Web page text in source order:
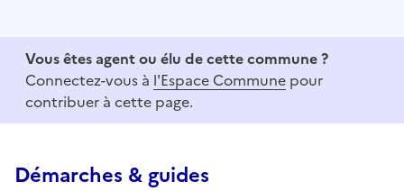
Vous êtes agent ou élu de cette commune ?
Connectez-vous à l'Espace Commune pour
contribuer à cette page.
Démarches & guides